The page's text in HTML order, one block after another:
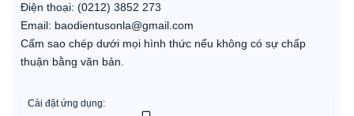
Điện thoại: (0212) 3852 273
Email: baodientusonla@gmail.com
Cấm sao chép dưới mọi hình thức nếu không có sự chấp
thuận bằng văn bản.
Cài đặt ứng dụng: